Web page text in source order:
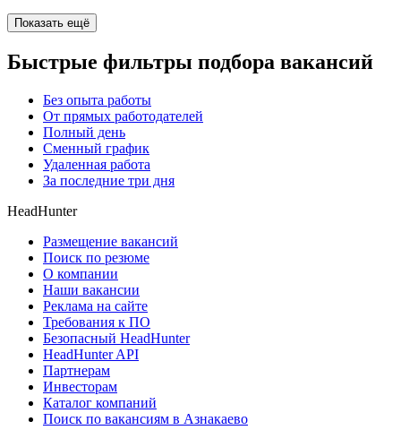
Показать ещё
Быстрые фильтры подбора вакансий
Без опыта работы
От прямых работодателей
Полный день
Сменный график
Удаленная работа
За последние три дня
HeadHunter
Размещение вакансий
Поиск по резюме
О компании
Наши вакансии
Реклама на сайте
Требования к ПО
Безопасный HeadHunter
HeadHunter API
Партнерам
Инвесторам
Каталог компаний
Поиск по вакансиям в Азнакаево